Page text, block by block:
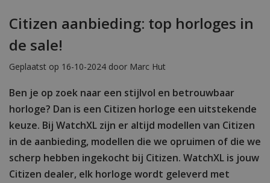
Citizen aanbieding: top horloges in
de sale!
Geplaatst op 16-10-2024 door Marc Hut
Ben je op zoek naar een stijlvol en betrouwbaar
horloge? Dan is een Citizen horloge een uitstekende
keuze. Bij WatchXL zijn er altijd modellen van Citizen
in de aanbieding, modellen die we opruimen of die we
scherp hebben ingekocht bij Citizen. WatchXL is jouw
Citizen dealer, elk horloge wordt geleverd met